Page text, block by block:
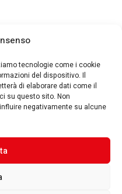
tecnologie come i cookie
del dispositivo. Il
di elaborare dati come il
su questo sito. Non
negativamente su alcune
– Via Zaccarini, 8
Policy